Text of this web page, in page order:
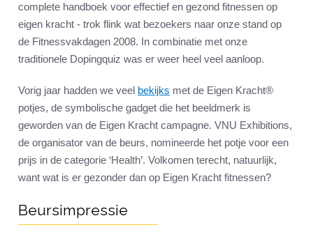
complete handboek voor effectief en gezond fitnessen op
eigen kracht - trok flink wat bezoekers naar onze stand op
de Fitnessvakdagen 2008. In combinatie met onze
traditionele Dopingquiz was er weer heel veel aanloop.
Vorig jaar hadden we veel bekijks met de Eigen Kracht®
potjes, de symbolische gadget die het beeldmerk is
geworden van de Eigen Kracht campagne. VNU Exhibitions,
de organisator van de beurs, nomineerde het potje voor een
prijs in de categorie ‘Health’. Volkomen terecht, natuurlijk,
want wat is er gezonder dan op Eigen Kracht fitnessen?
Beursimpressie